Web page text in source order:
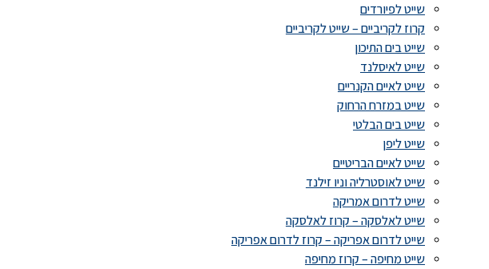
שייט לפיורדים
קרוז לקריביים – שייט לקריביים
שייט בים התיכון
שייט לאיסלנד
שייט לאיים הקנריים
שייט במזרח הרחוק
שייט בים הבלטי
שייט ליפן
שייט לאיים הבריטיים
שייט לאוסטרליה וניו זילנד
שייט לדרום אמריקה
שייט לאלסקה – קרוז לאלסקה
שייט לדרום אפריקה – קרוז לדרום אפריקה
שייט מחיפה – קרוז מחיפה